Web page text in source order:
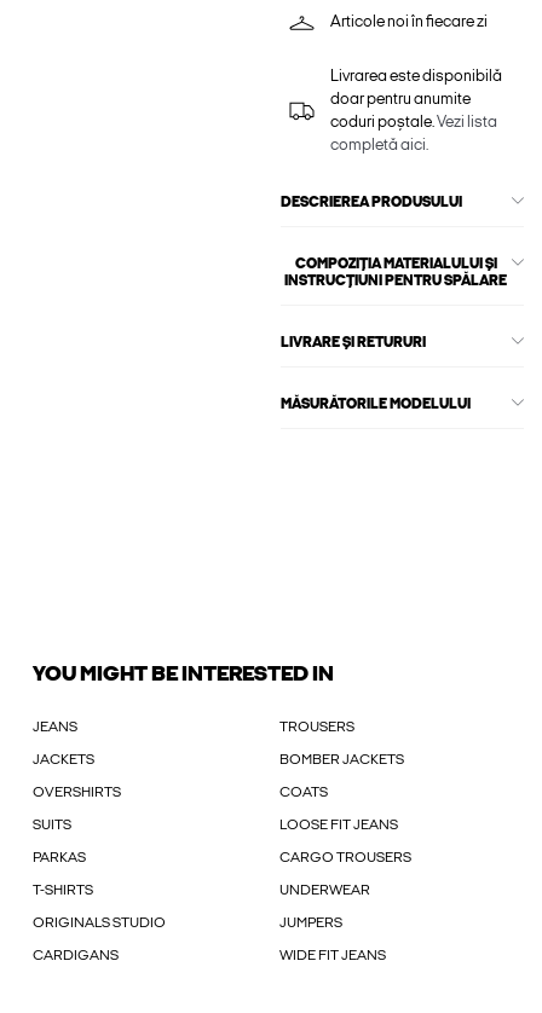
Articole noi în fiecare zi
Livrarea este disponibilă
doar pentru anumite
coduri poștale.Vezi lista
completă aici.
DESCRIEREA PRODUSULUI
COMPOZIȚIA MATERIALULUI ȘI
INSTRUCȚIUNI PENTRU SPĂLARE
LIVRARE ȘI RETURURI
MĂSURĂTORILE MODELULUI
YOU MIGHT BE INTERESTED IN
JEANS TROUSERS
JACKETS BOMBER JACKETS
OVERSHIRTS COATS
SUITS LOOSE FIT JEANS
PARKAS CARGO TROUSERS
T-SHIRTS UNDERWEAR
ORIGINALS STUDIO JUMPERS
CARDIGANS WIDE FIT JEANS